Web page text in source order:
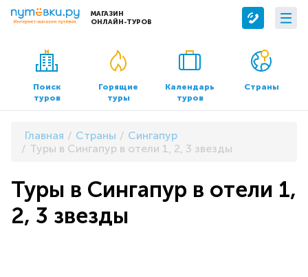
МАГАЗИН
ОНЛАЙН-ТУРОВ
Сервисы
Бронирование отелей
Трансфер
О компании
О нас
Контакты
Документы и реквизиты
Поиск
туров
Горящие
туры
Календарь
туров
Страны
Главная Страны
Сингапур
Туры в Сингапур в отели 1, 2, 3 звезды
Туры в Сингапур в отели 1,
2, 3 звезды